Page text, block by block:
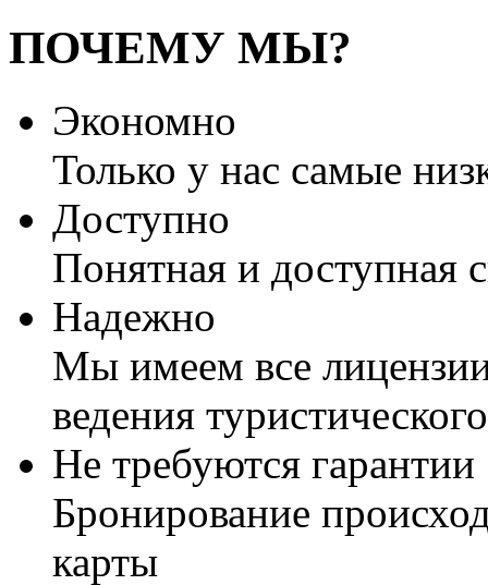
ПОЧЕМУ МЫ?
Экономно
Только у нас самые
Доступно
Понятная и доступная
Надежно
Мы имеем все
ведения
Не требуются гарантии
Бронирование
карты